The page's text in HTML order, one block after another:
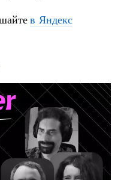
в Яндекс